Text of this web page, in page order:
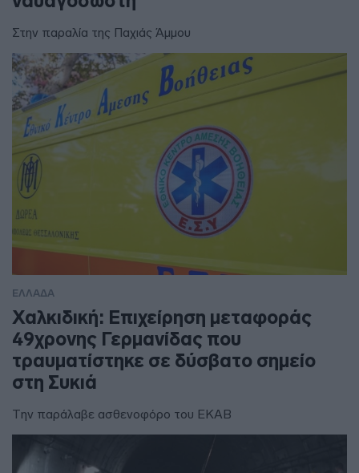
Στην παραλία της Παχιάς Άμμου
ΕΛΛΑΔΑ
Χαλκιδική: Επιχείρηση μεταφοράς
49χρονης Γερμανίδας που
τραυματίστηκε σε δύσβατο σημείο
στη Συκιά
Την παράλαβε ασθενοφόρο του ΕΚΑΒ